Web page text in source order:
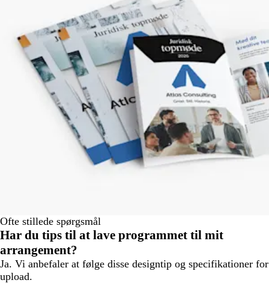
Ofte stillede spørgsmål
Har du tips til at lave programmet til mit
arrangement?
Ja. Vi anbefaler at følge disse designtip og specifikationer for
upload.